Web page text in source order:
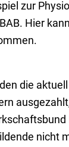
zur
Hier
die
nicht